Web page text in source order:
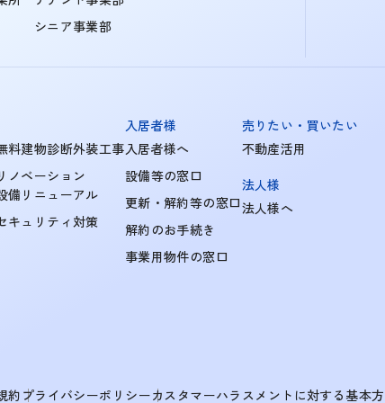
シニア事業部
料建物診断外装工事
リノベーション
備リニューアル
キュリティ対策
入居者様
入居者様へ
設備等の窓口
更新・解約等の窓口
解約のお手続き
事業用物件の窓口
売りたい・買いたい
不動産活用
法人様
法人様へ
約 プライバシーポリシーカスタマーハラスメントに対する基本